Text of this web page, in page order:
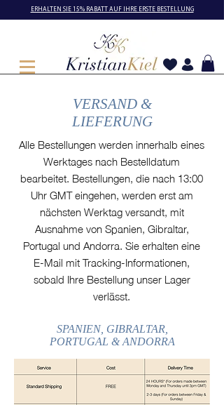
ERHALTEN SIE 15% RABATT AUF IHRE ERSTE BESTELLUNG
VERSAND &
LIEFERUNG
Alle Bestellungen werden innerhalb eines
Werktages nach Bestelldatum
bearbeitet. Bestellungen, die nach 13:00
Uhr GMT eingehen, werden erst am
nächsten Werktag versandt, mit
Ausnahme von Spanien, Gibraltar,
Portugal und Andorra. Sie erhalten eine
E-Mail mit Tracking-Informationen,
sobald Ihre Bestellung unser Lager
verlässt.
SPANIEN, GIBRALTAR,
PORTUGAL & ANDORRA